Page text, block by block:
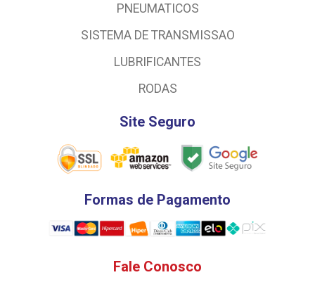
PNEUMATICOS
SISTEMA DE TRANSMISSAO
LUBRIFICANTES
RODAS
Site Seguro
Formas de Pagamento
Fale Conosco